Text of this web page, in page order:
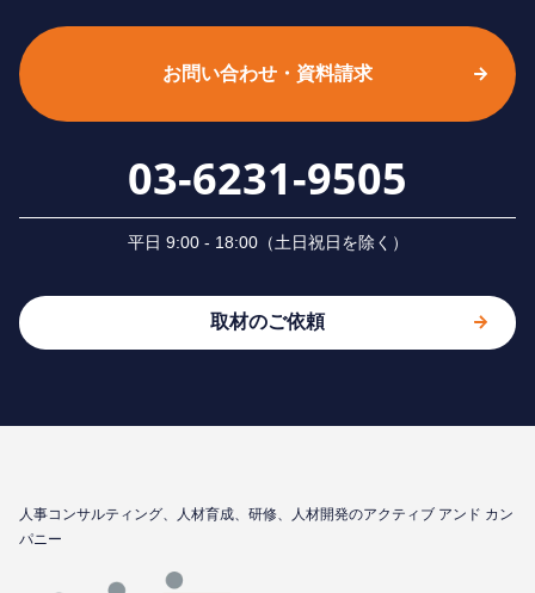
お問い合わせ・資料請求
03-6231-9505
平⽇ 9:00 - 18:00（⼟⽇祝⽇を除く）
取材のご依頼
⼈事コンサルティング、⼈材育成、研修、⼈材開発のアクティブ アンド カン
パニー